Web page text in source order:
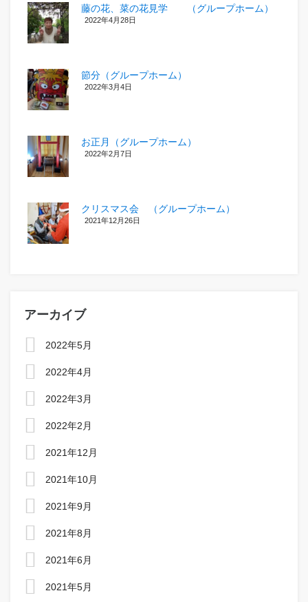
藤の花、菜の花見学 （グループホーム）
2022年4月28日
節分（グループホーム）
2022年3月4日
お正月（グループホーム）
2022年2月7日
クリスマス会 （グループホーム）
2021年12月26日
アーカイブ
2022年5月
2022年4月
2022年3月
2022年2月
2021年12月
2021年10月
2021年9月
2021年8月
2021年6月
2021年5月